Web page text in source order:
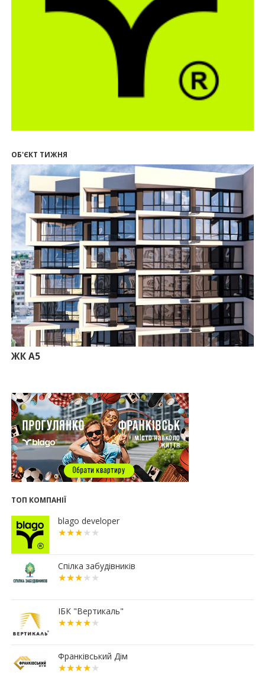
20.07.2026
У Поляниці та Франківську прокуратура стягує
понад 13 млн грн пайових внесків
17.07.2026
П’ятий фасад замість кондиціонера
приміщення зі знижками до -7%
“Княгинин”
09:24
Новобудови Франківська стрімко дорожчають:
скільки в середньому коштує квадратний метр
15.07.2026
12:06
На Франківщині житло за «єОселею» дешевше
на 21%
13.07.2026
10:56
У Франківську не знайшлося охочих купити
офісний комплекс збанкрутілої компанії з групи
«Приват»
09:25
Податок на нерухомість з 1 липня: як дізнатися
суму і правильно сплатити кошти
10.07.2026
18:52
Іпотека під 3% та нові ліміти площі: як оновлені
правила «єОселі» працюють на Прикарпатті
року
12:38
Компанія співвласниці "Буковелю" викупить
землю в центрі Івано-Франківська
10:22
Прокуратура вимагає повернути 34 гектари
землі громаді Івано-Франківська
07.07.2026
16:47
Дешевші, але недоступні: скільки коштує житло
дорожчають у рази швидше, ніж в містах
16:15
Паркування без зайвих турбот – обирайте
підземні паркінги ЖР “Княгинин”
13:08
Малозабезпеченим франківцям безкоштовно
04.07.2026
19:24
Корпус 31/1 ЖР "Княгинин" – актуальний стан
будівництва (ФОТО)
03.07.2026
12:30
Що обрати: розстрочку чи іпотечну програму
ОБ'ЄКТ ТИЖНЯ
ЖК А5
ТОП КОМПАНІЇ
blago developer
Спілка забудівників
ІБК "Вертикаль"
Франківський Дім